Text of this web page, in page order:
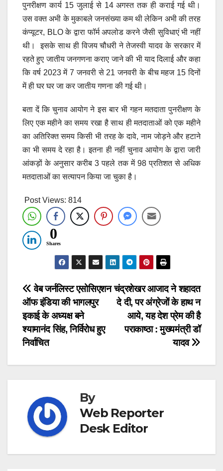
पुनरीक्षण कार्य 15 जुलाई से 14 अगस्त तक ही कराई गई थी।
उस वक्त अभी के मुकाबले जनसंख्या कम थी लेकिन अभी की तरह
कंप्यूटर, BLO के द्वारा फॉर्म अपलोड करने जैसी सुविधाएं भी नहीं
थी। इसके साथ ही विजय चौधरी ने तेजस्वी यादव के सरकार में
रहते हुए जातीय जनगणना कराए जाने की भी याद दिलाई और कहा
कि वर्ष 2023 में 7 जनवरी से 21 जनवरी के बीच महज 15 दिनों
में ही घर घर जा कर जातीय गणना की गई थी।
बता दें कि चुनाव आयोग ने इस बार भी गहन मतदाता पुनरीक्षण के
लिए एक महीने का समय रखा है साथ ही मतदाताओं को एक महीने
का अतिरिक्त समय किसी भी तरह के दावे, नाम जोड़ने और हटाने
का भी समय दे रहा है। इतना ही नहीं चुनाव आयोग के द्वारा जारी
आंकड़ों के अनुसार करीब 3 पहले तक में 98 प्रतिशत से अधिक
मतदाताओं का सत्यापन किया जा चुका है।
Post Views: 814
0
Shares
Post
navigation
चंद्रशेखर आजाद ने शहादत
दे दी, पर अंग्रेजों के हाथ न
आये, यह देश प्रेम की है
पराकाष्ठा : मुख्यमंत्री डॉ
यादव
वेब जर्नलिस्ट एसोसिएशन
ऑफ इंडिया की भागलपुर
इकाई के अध्यक्ष बने
श्यामानंद सिंह, निर्विरोध हुए
निर्वाचित
By
Web Reporter
Desk Editor